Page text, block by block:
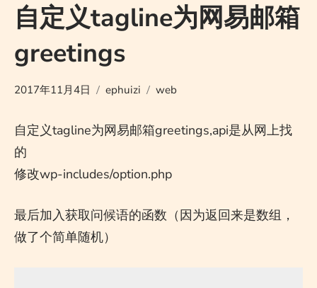
自定义tagline为网易邮箱
greetings
2017年11月4日 ephuizi web
自定义tagline为网易邮箱greetings,api是从网上找
的
修改wp-includes/option.php
最后加入获取问候语的函数（因为返回来是数组，
做了个简单随机）